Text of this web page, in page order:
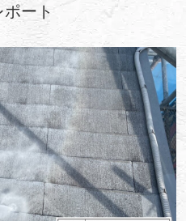
ート